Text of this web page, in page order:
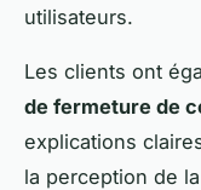
utilisateurs.
Les clients ont
de fermeture de
explications
la perception de